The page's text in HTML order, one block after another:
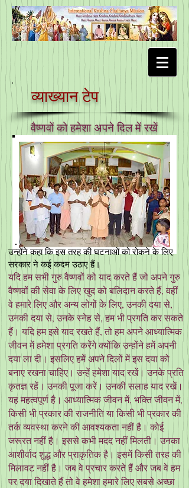
व्याख्यान टेप
वैष्णवों को हमेशा अपने दिल में रखें
उन्होंने कहा कि इस तरह की घटनाओं को रोकने के लिए
सरकार ने कई कदम उठाए हैं।
यदि हम सभी गुरु वैष्णवों को याद करते हैं जो अपने गुरु
वैष्णवों की सेवा के लिए खुद को बलिदान करते हैं, वहीं
वे हमारे लिए और अन्य लोगों के लिए, उनकी दया से,
उनकी दया से, उनके स्नेह से, हम भी प्रगति कर सकते
हैं। यदि हम इसे याद रखते हैं, तो हम अपने आध्यात्मिक
जीवन में हमेशा प्रगति करेंगे क्योंकि उन्होंने हमें अपनी
दया ला दी। इसलिए हमें अपने दिलों में इस दया को
बनाए रखना चाहिए। उन्हें हमेशा याद रखें। उनके प्रति
कृतज्ञ रहें। उनकी पूजा करें। उनकी सलाह याद रखें।
यह महत्वपूर्ण है। आध्यात्मिक जीवन में, भक्ति जीवन में,
किसी भी प्रकार की राजनीति या किसी भी प्रकार की
तर्क व्यवस्था करने की आवश्यकता नहीं है। कोई
जरूरत नहीं है। इससे कभी मदद नहीं मिलती। उनका
आशीर्वाद शुद्ध और प्राकृतिक है। इसमें किसी तरह की
मिलावट नहीं है। जब वे प्रचार करते हैं और जब वे हम
पर दया दिखाते हैं तो वे हमेशा हमारे लिए सबसे अच्छा